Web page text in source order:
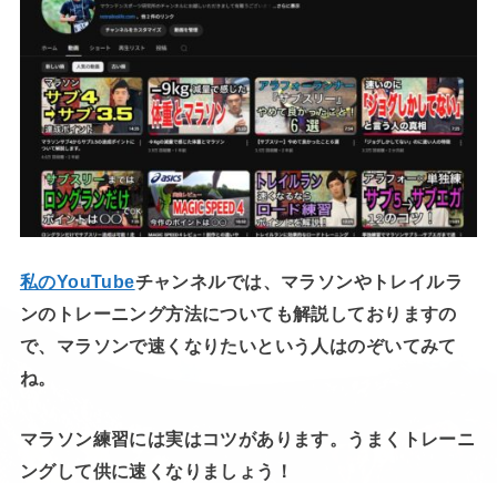
私のYouTubeチャンネルでは、マラソンやトレイルラ
ンのトレーニング方法についても解説しておりますの
で、マラソンで速くなりたいという人はのぞいてみて
ね。
マラソン練習には実はコツがあります。うまくトレーニ
ングして供に速くなりましょう！